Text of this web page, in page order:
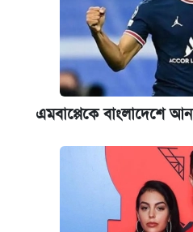
এমবাপ্পেকে বাংলাদেশে